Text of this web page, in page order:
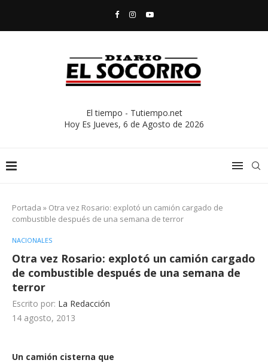
El tiempo - Tutiempo.net
Hoy Es Jueves, 6 de Agosto de 2026
Portada » Otra vez Rosario: explotó un camión cargado de
combustible después de una semana de terror
NACIONALES
Otra vez Rosario: explotó un camión cargado
de combustible después de una semana de
terror
Escrito por: La Redacción
14 agosto, 2013
Un camión cisterna que